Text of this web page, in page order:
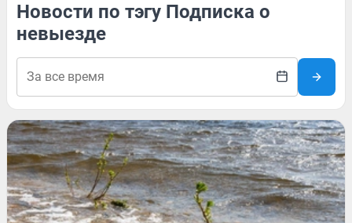
Новости по тэгу Подписка о
невыезде